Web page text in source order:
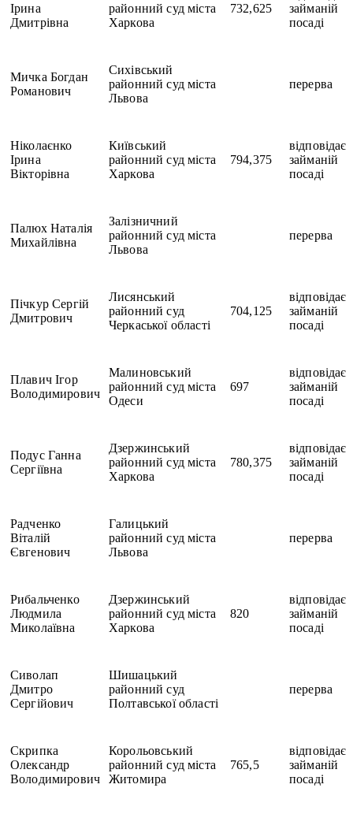
Ірина
Дмитрівна
районний суд міста
Харкова
732,625
займаній
посаді
Мичка Богдан
Романович
Сихівський
районний суд міста
Львова
перерва
Ніколаєнко
Ірина
Вікторівна
Київський
районний суд міста
Харкова
794,375
відповідає
займаній
посаді
Палюх Наталія
Михайлівна
Залізничний
районний суд міста
Львова
перерва
Пічкур Сергій
Дмитрович
Лисянський
районний суд
Черкаської області
704,125
відповідає
займаній
посаді
Плавич Ігор
Володимирович
Малиновський
районний суд міста
Одеси
697
відповідає
займаній
посаді
Подус Ганна
Сергіївна
Дзержинський
районний суд міста
Харкова
780,375
відповідає
займаній
посаді
Радченко
Віталій
Євгенович
Галицький
районний суд міста
Львова
перерва
Рибальченко
Людмила
Миколаївна
Дзержинський
районний суд міста
Харкова
820
відповідає
займаній
посаді
Сиволап
Дмитро
Сергійович
Шишацький
районний суд
Полтавської області
перерва
Скрипка
Олександр
Володимирович
Корольовський
районний суд міста
Житомира
765,5
відповідає
займаній
посаді